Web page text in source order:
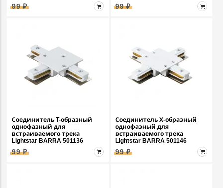
99 ₽ 99 ₽
Соединитель T-образный
однофазный для
встраиваемого трека
Lightstar BARRA 501136
99 ₽
Соединитель Х-образный
однофазный для
встраиваемого трека
Lightstar BARRA 501146
99 ₽